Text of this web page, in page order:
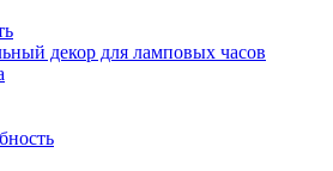
декор для ламповых часов